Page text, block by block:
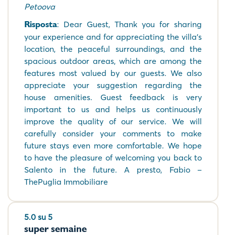
Petoova
Risposta: Dear Guest, Thank you for sharing
your experience and for appreciating the villa's
location, the peaceful surroundings, and the
spacious outdoor areas, which are among the
features most valued by our guests. We also
appreciate your suggestion regarding the
house amenities. Guest feedback is very
important to us and helps us continuously
improve the quality of our service. We will
carefully consider your comments to make
future stays even more comfortable. We hope
to have the pleasure of welcoming you back to
Salento in the future. A presto, Fabio –
ThePuglia Immobiliare
5.0 su 5
super semaine